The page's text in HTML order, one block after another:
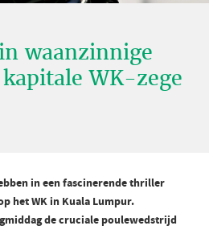
waanzinnige
WK-zege
in een fascinerende thriller
het WK in Kuala Lumpur.
de cruciale poulewedstrijd